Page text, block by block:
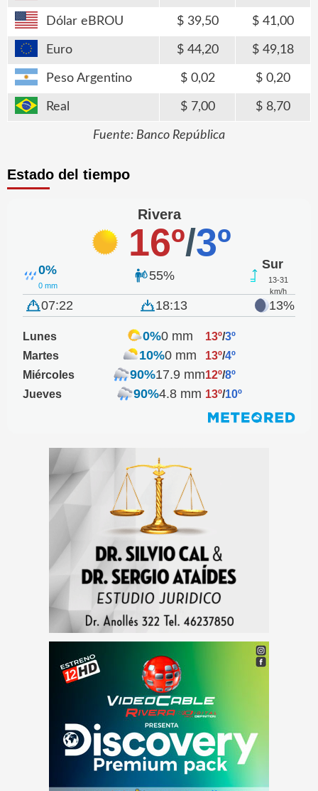
Dólar eBROU 39,50 41,00
Euro 44,20 49,18
Peso Argentino 0,02 0,20
Real 7,00 8,70
Fuente: Banco República
Estado del tiempo
Rivera
16º/3º
0%
0 mm
55%
Sur
13-31
km/h
07:22 18:13 13%
Lunes 0%0 mm 13º/3º
Martes
10%0 mm 13º/4º
Miércoles
90%17.9 mm12º/8º
Jueves
90%4.8 mm 13º/10º